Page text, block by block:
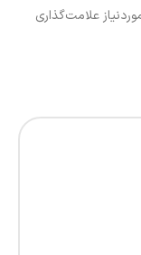
علامت‌گذاری